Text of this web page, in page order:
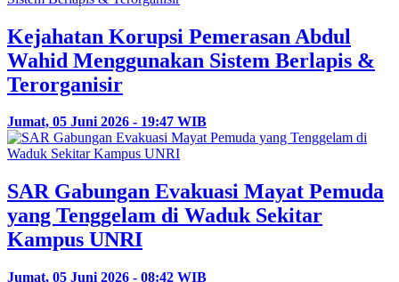
Kejahatan Korupsi Pemerasan Abdul
Wahid Menggunakan Sistem Berlapis &
Terorganisir
Jumat, 05 Juni 2026 - 19:47 WIB
SAR Gabungan Evakuasi Mayat Pemuda
yang Tenggelam di Waduk Sekitar
Kampus UNRI
Jumat, 05 Juni 2026 - 08:42 WIB